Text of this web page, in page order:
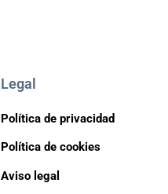
Legal
Política de privacidad
Política de cookies
Aviso legal